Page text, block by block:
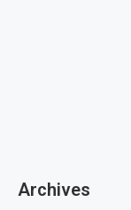
Archives